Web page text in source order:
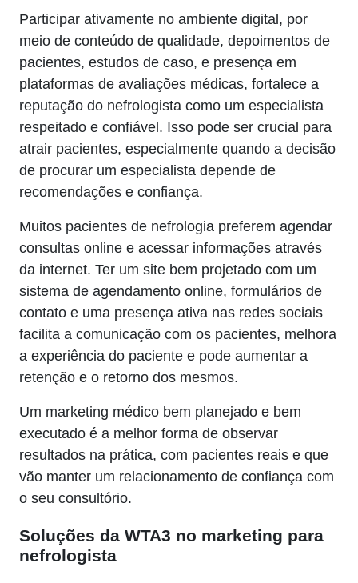
Participar ativamente no ambiente digital, por
meio de conteúdo de qualidade, depoimentos de
pacientes, estudos de caso, e presença em
plataformas de avaliações médicas, fortalece a
reputação do nefrologista como um especialista
respeitado e confiável. Isso pode ser crucial para
atrair pacientes, especialmente quando a decisão
de procurar um especialista depende de
recomendações e confiança.
Muitos pacientes de nefrologia preferem agendar
consultas online e acessar informações através
da internet. Ter um site bem projetado com um
sistema de agendamento online, formulários de
contato e uma presença ativa nas redes sociais
facilita a comunicação com os pacientes, melhora
a experiência do paciente e pode aumentar a
retenção e o retorno dos mesmos.
Um marketing médico bem planejado e bem
executado é a melhor forma de observar
resultados na prática, com pacientes reais e que
vão manter um relacionamento de confiança com
o seu consultório.
Soluções da WTA3 no marketing para
nefrologista